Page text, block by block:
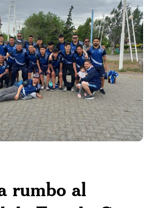
rumbo al